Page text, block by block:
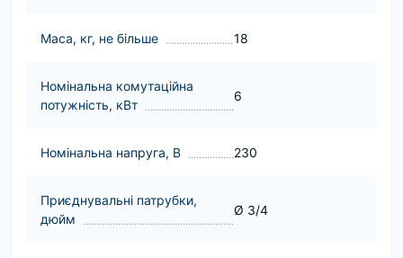
Маса, кг, не більше 18
Номінальна комутаційна
потужність, кВт
6
Номінальна напруга, В 230
Приєднувальні патрубки,
дюйм
Ø 3/4